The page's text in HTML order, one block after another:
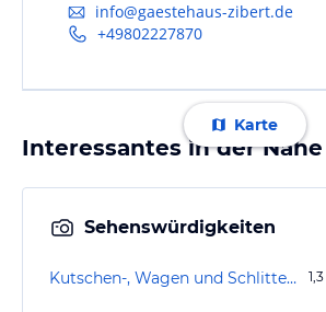
info@gaestehaus-zibert.de
+49802227870
Karte
Interessantes in der Nähe
Sehenswürdigkeiten
Kutschen-, Wagen und Schlittenmuseum 1,3